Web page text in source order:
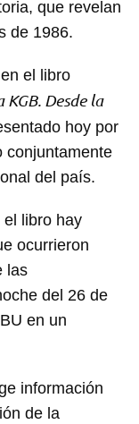
que revelan
de 1986.
el libro
Desde la
hoy por
conjuntamente
del país.
libro hay
ocurrieron
las
del 26 de
en un
información
de la